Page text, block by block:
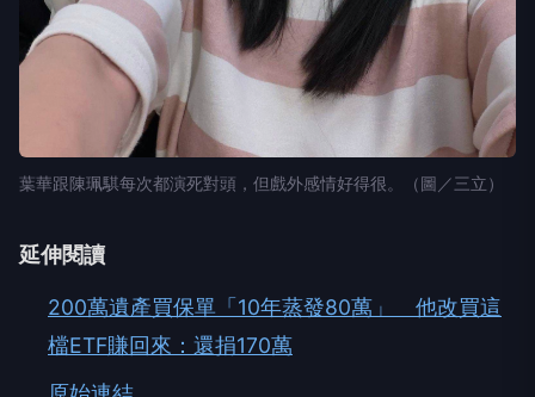
葉華跟陳珮騏每次都演死對頭，但戲外感情好得很。（圖／三立）
200萬遺產買保單「10年蒸發80萬」 他改買這
檔ETF賺回來：還捐170萬
原始連結